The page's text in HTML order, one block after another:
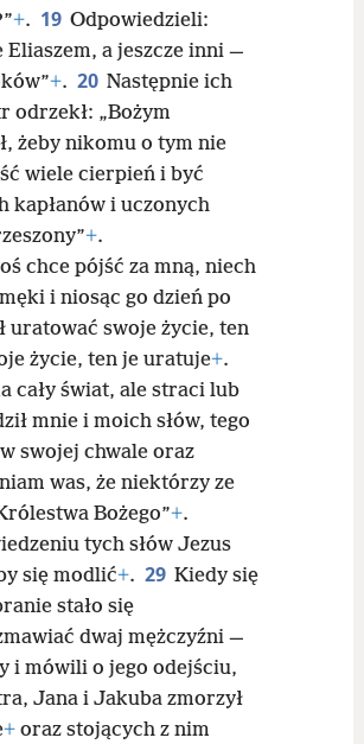
+. 19 Odpowiedzieli:
a jeszcze inni —
+. 20 Następnie ich
odrzekł: „Bożym
żeby nikomu o tym nie
wiele cierpień i być
kapłanów i uczonych
+.
chce pójść za mną, niech
i niosąc go dzień po
uratować swoje życie, ten
życie, ten je uratuje+.
cały świat, ale straci lub
mnie i moich słów, tego
swojej chwale oraz
was, że niektórzy ze
Bożego”+.
tych słów Jezus
się modlić+. 29 Kiedy się
stało się
dwaj mężczyźni —
i mówili o jego odejściu,
Jana i Jakuba zmorzył
+ oraz stojących z nim